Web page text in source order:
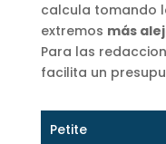
calcula tomando
extremos más
Para las
facilita un
Petite